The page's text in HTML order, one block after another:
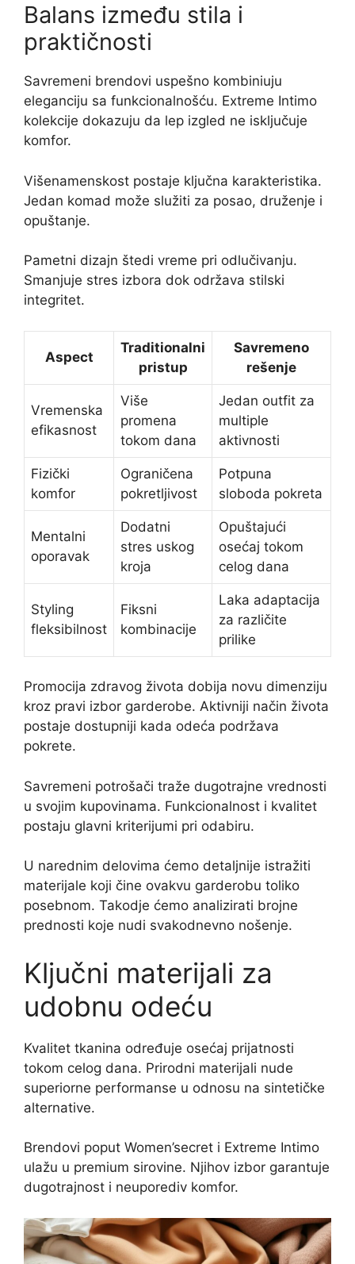
Balans između stila i
praktičnosti
Savremeni brendovi uspešno kombiniuju
eleganciju sa funkcionalnošću. Extreme Intimo
kolekcije dokazuju da lep izgled ne isključuje
komfor.
Višenamenskost postaje ključna karakteristika.
Jedan komad može služiti za posao, druženje i
opuštanje.
Pametni dizajn štedi vreme pri odlučivanju.
Smanjuje stres izbora dok održava stilski
integritet.
Aspect
Traditionalni
pristup
Savremeno
rešenje
Vremenska
efikasnost
Više
promena
tokom dana
Jedan outfit za
multiple
aktivnosti
Fizički
komfor
Ograničena
pokretljivost
Potpuna
sloboda pokreta
Mentalni
oporavak
Dodatni
stres uskog
kroja
Opuštajući
osećaj tokom
celog dana
Styling
fleksibilnost
Fiksni
kombinacije
Laka adaptacija
za različite
prilike
Promocija zdravog života dobija novu dimenziju
kroz pravi izbor garderobe. Aktivniji način života
postaje dostupniji kada odeća podržava
pokrete.
Savremeni potrošači traže dugotrajne vrednosti
u svojim kupovinama. Funkcionalnost i kvalitet
postaju glavni kriterijumi pri odabiru.
U narednim delovima ćemo detaljnije istražiti
materijale koji čine ovakvu garderobu toliko
posebnom. Takodje ćemo analizirati brojne
prednosti koje nudi svakodnevno nošenje.
Ključni materijali za
udobnu odeću
Kvalitet tkanina određuje osećaj prijatnosti
tokom celog dana. Prirodni materijali nude
superiorne performanse u odnosu na sintetičke
alternative.
Brendovi poput Women’secret i Extreme Intimo
ulažu u premium sirovine. Njihov izbor garantuje
dugotrajnost i neuporediv komfor.